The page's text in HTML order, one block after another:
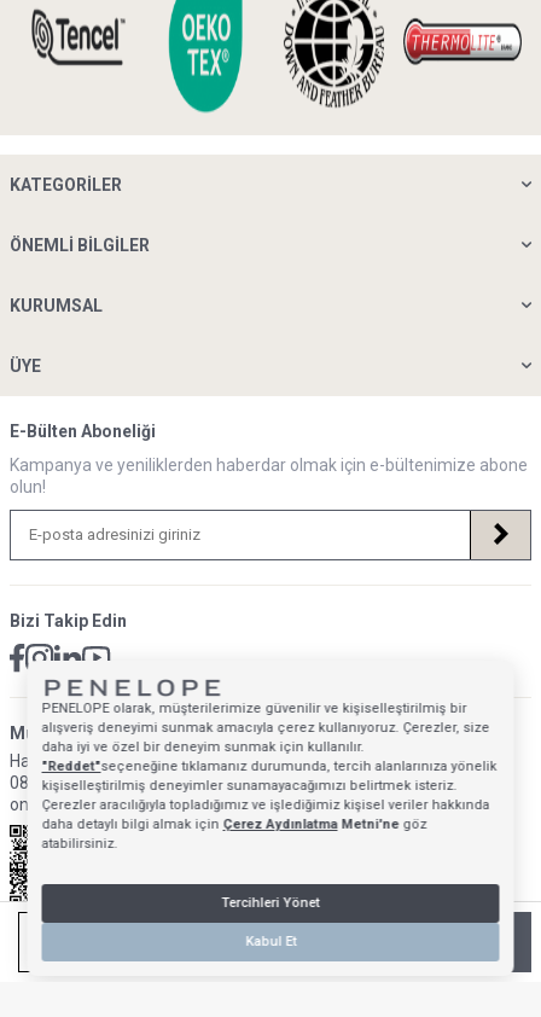
Anasayfa Mağazalarımız Favorilerim Giriş Yap Sepetim
SEPETE EKLE
KATEGORILER
ÖNEMLI BILGILER
KURUMSAL
ÜYE
E-Bülten Aboneliği
Kampanya ve yeniliklerden haberdar olmak için e-bültenimize abone
olun!
Bizi Takip Edin
Müsteri Hizmetleri İletişim Adresi
Hafta İçi: 09:00 - 18:00
0850 640 1993
onlinedestek@penelopebedroom.com
PENELOPE olarak, müşterilerimize güvenilir ve kişiselleştirilmiş bir
alışveriş deneyimi sunmak amacıyla çerez kullanıyoruz. Çerezler, size
daha iyi ve özel bir deneyim sunmak için kullanılır.
"Reddet"seçeneğine tıklamanız durumunda, tercih alanlarınıza yönelik
kişiselleştirilmiş deneyimler sunamayacağımızı belirtmek isteriz.
Çerezler aracılığıyla topladığımız ve işlediğimiz kişisel veriler hakkında
daha detaylı bilgi almak için Çerez AydınlatmaMetni'negöz
atabilirsiniz.
Tercihleri Yönet
Kabul Et